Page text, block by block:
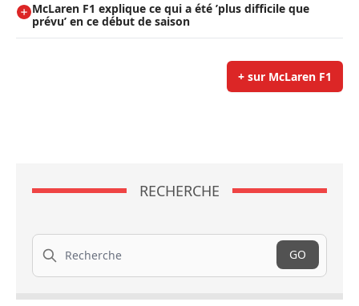
McLaren F1 explique ce qui a été ’plus difficile que
prévu’ en ce début de saison
+ sur McLaren F1
RECHERCHE
Recherche
GO